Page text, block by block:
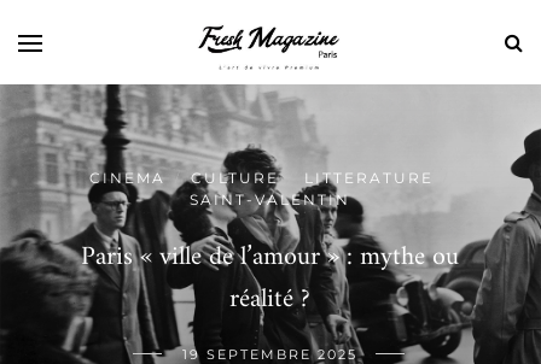
CINEMA / CULTURE LITTERATURE
SAINT-VALENTIN
Paris « ville de l’amour » : mythe ou
réalité ?
19 SEPTEMBRE 2025